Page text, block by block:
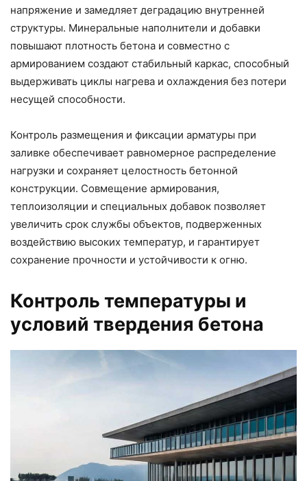
напряжение и замедляет деградацию внутренней
структуры. Минеральные наполнители и добавки
повышают плотность бетона и совместно с
армированием создают стабильный каркас, способный
выдерживать циклы нагрева и охлаждения без потери
несущей способности.
Контроль размещения и фиксации арматуры при
заливке обеспечивает равномерное распределение
нагрузки и сохраняет целостность бетонной
конструкции. Совмещение армирования,
теплоизоляции и специальных добавок позволяет
увеличить срок службы объектов, подверженных
воздействию высоких температур, и гарантирует
сохранение прочности и устойчивости к огню.
Контроль температуры и
условий твердения бетона